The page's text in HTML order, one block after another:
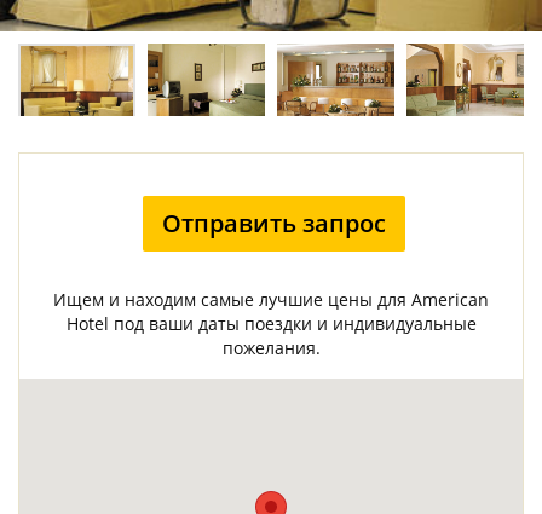
Отправить запрос
Ищем и находим самые лучшие цены для American
Hotel под ваши даты поездки и индивидуальные
пожелания.